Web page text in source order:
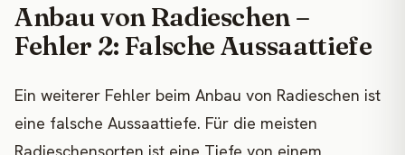
Anbau von Radieschen –
Fehler 2: Falsche Aussaattiefe
Ein weiterer Fehler beim Anbau von Radieschen ist
eine falsche Aussaattiefe. Für die meisten